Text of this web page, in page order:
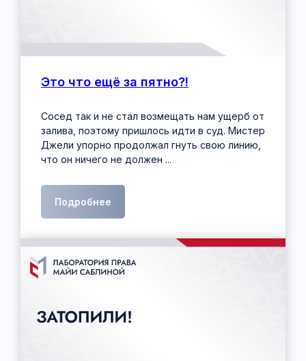
Это что ещё за пятно?!
Сосед так и не стал возмещать нам ущерб от
залива, поэтому пришлось идти в суд. Мистер
Джели упорно продолжал гнуть свою линию,
что он ничего не должен ...
Подробнее
+7 (995) 787-95-77
info@msablina.ru
Москва, проспект Вернадского, дом 41,
IP Family
Личный блог Майи Саблиной
Pro IP
Лаборатория права Майи Саблиной